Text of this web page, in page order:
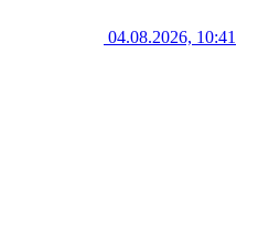
04.08.2026, 10:41